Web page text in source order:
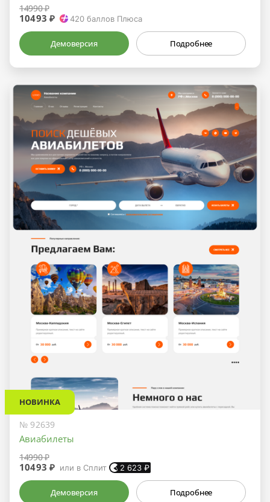
14990 ₽
10493 ₽ 420 баллов Плюса
Демоверсия Подробнее
НОВИНКА
№ 92639
Авиабилеты
14990 ₽
10493 ₽ или в Сплит 2 623 ₽
Демоверсия Подробнее